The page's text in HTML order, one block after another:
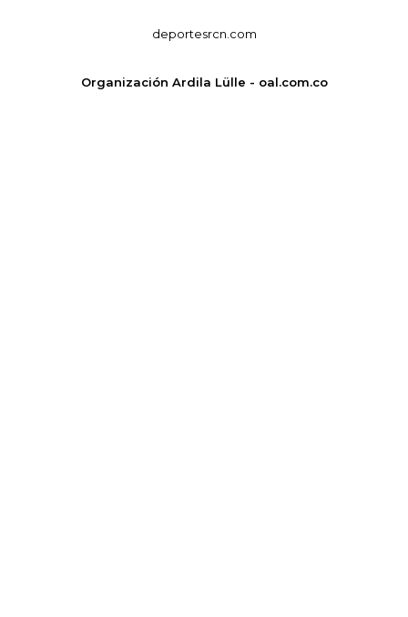
deportesrcn.com
Organización Ardila Lülle - oal.com.co